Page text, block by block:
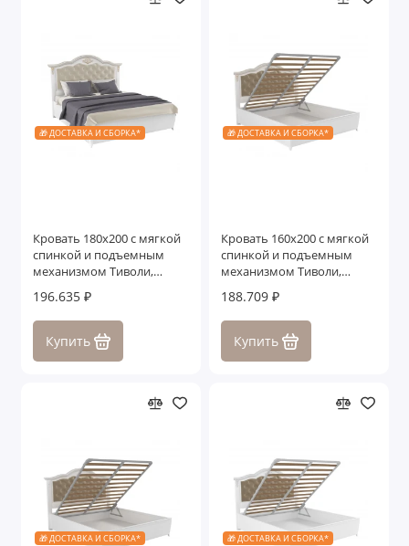
🎁 ДОСТАВКА И СБОРКА*
Кровать 180x200 с мягкой
спинкой и подъемным
механизмом Тиволи,
196.635 ₽
Купить
🎁 ДОСТАВКА И СБОРКА*
Кровать 160x200 с мягкой
спинкой и подъемным
механизмом Тиволи,
188.709 ₽
Купить
🎁 ДОСТАВКА И СБОРКА* 🎁 ДОСТАВКА И СБОРКА*